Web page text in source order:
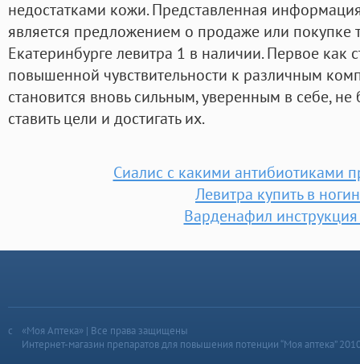
недостатками кожи. Представленная
является предложением о продаже или покупке
Екатеринбурге левитра 1 в наличии. Первое как
повышенной чувствительности к различным
становится вновь сильным, уверенным в себе,
ставить цели и достигать их.
Сиалис с какими антибиотиками
Левитра купить в
Варденафил
«Моя Аптека» | Все права защищены
Интернет-магазин препаратов для повышения потенции “Моя аптека”